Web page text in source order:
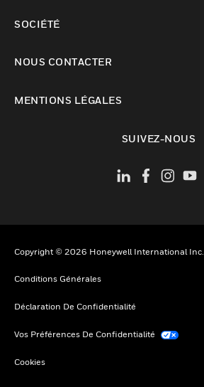
SOCIÉTÉ
NOUS CONTACTER
MENTIONS LÉGALES
SUIVEZ-NOUS
Copyright © 2026 Honeywell International Inc.
Conditions Générales
Déclaration De Confidentialité
Vos Préférences De Confidentialité
Cookies